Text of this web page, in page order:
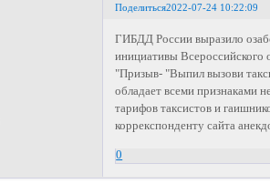
Поделиться2022-07-24 10:22:09
ГИБДД России выразило
инициативы Всероссийского
"Призыв- "Выпил вызови
обладает всеми признаками
тарифов таксистов и
коррекспонденту сайта
0